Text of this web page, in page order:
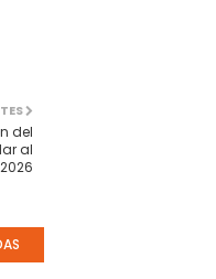
del
al